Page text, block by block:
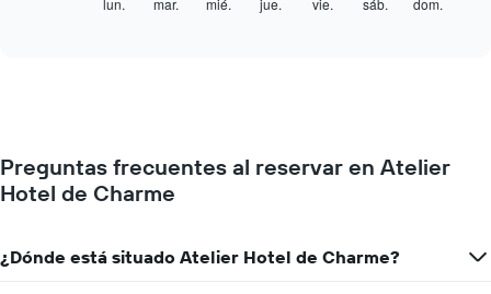
habitación
cada
la
lun. mar. mié. jue. vie. sáb. dom.
Preguntas frecuentes al reservar en Atelier
Hotel de Charme
¿Dónde está situado Atelier Hotel de Charme?